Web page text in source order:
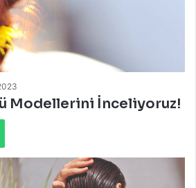
Modellerini İnceliyoruz!